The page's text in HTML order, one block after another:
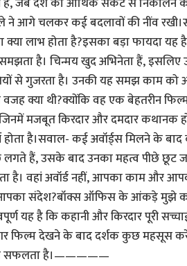
ने आगे चलकर कई बदलावों की नींव
लाभ होता है?इसका बड़ा फायदा यह
है। चिन्मय खुद अभिनेता हैं, इसलिए
से गुजरता है। उनकी यह समझ काम को
क्या थी?क्योंकि वह एक बेहतरीन
मजबूत किरदार और दमदार कथानक
है।सवाल- कई अवॉर्ड्स मिलने के बाद
हैं, उसके बाद उनका महत्व पीछे छूट
है। वहां अवॉर्ड नहीं, आपका काम और
आपका संदेश?बॉक्स ऑफिस के आंकड़े मुझे
यह है कि कहानी और किरदार पूरी
फिल्म देखने के बाद दर्शक कुछ महसूस
सफलता है।—————